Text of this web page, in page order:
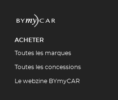
ACHETER
Toutes les marques
Toutes les concessions
Le webzine BYmyCAR